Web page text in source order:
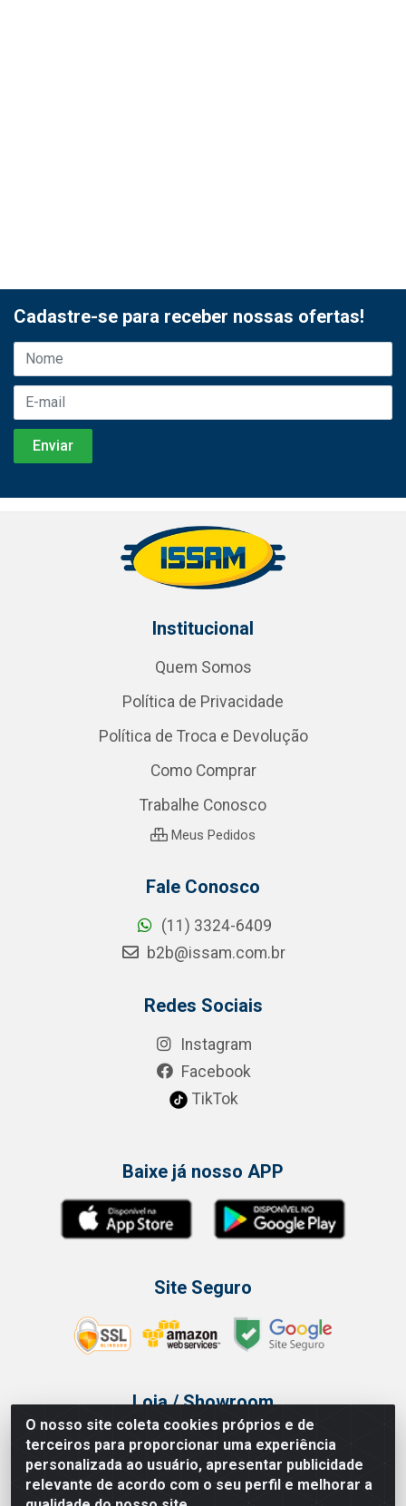
O nosso site coleta cookies próprios e de
terceiros para proporcionar uma experiência
personalizada ao usuário, apresentar publicidade
relevante de acordo com o seu perfil e melhorar a
Cadastre-se para receber nossas ofertas!
Institucional
Quem Somos
Política de Privacidade
Política de Troca e Devolução
Como Comprar
Trabalhe Conosco
Meus Pedidos
Fale Conosco
(11) 3324-6409
b2b@issam.com.br
Redes Sociais
Instagram
Facebook
TikTok
Baixe já nosso APP
Site Seguro
Loja / Showroom
Tel.: (11) 3314 6400
Av Vautier, 468 - Pari - São Paulo/SP